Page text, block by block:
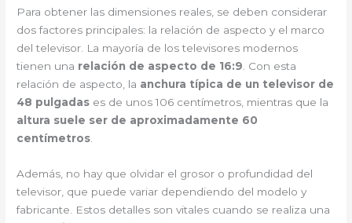
Para obtener las dimensiones reales, se deben considerar
dos factores principales: la relación de aspecto y el marco
del televisor. La mayoría de los televisores modernos
tienen una relación de aspecto de 16:9 . Con esta
relación de aspecto, la anchura típica de un televisor de
48 pulgadas es de unos 106 centímetros, mientras que la
altura suele ser de aproximadamente 60
centímetros
Además, no hay que olvidar el grosor o profundidad del
televisor, que puede variar dependiendo del modelo y
fabricante. Estos detalles son vitales cuando se realiza una